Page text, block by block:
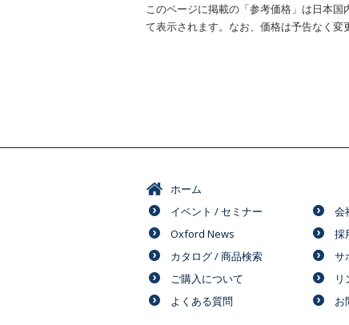
このページに掲載の「参考価格」は日本
て表示されます。なお、価格は予告なく変
ホーム
イベント / セミナー
Oxford News
カタログ / 商品検索
ご購入について
よくある質問
会
採
サ
お